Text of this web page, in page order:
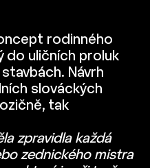
rodinného
do uličních proluk
Návrh
slováckých
tak
zpravidla každá
zednického mistra